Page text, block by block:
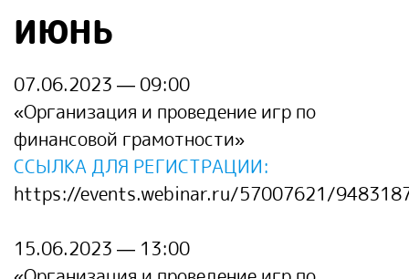
ИЮНЬ
07.06.2023 — 09:00
«Организация и проведение игр по
финансовой грамотности»
ССЫЛКА ДЛЯ РЕГИСТРАЦИИ:
https://events.webinar.ru/57007621/
15.06.2023 — 13:00